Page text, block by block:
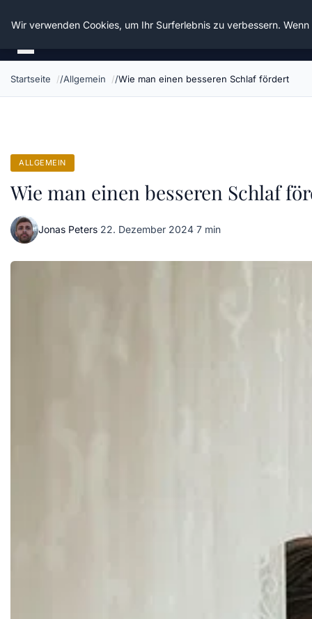
Die Schnitter
Startseite Allgemein Wie man einen besseren Schlaf fördert
ALLGEMEIN
Wie man einen besseren Schlaf
Jonas Peters·22. Dezember 2024·7 min
Wir verwenden Cookies, um Ihr Surferlebnis zu verbessern.